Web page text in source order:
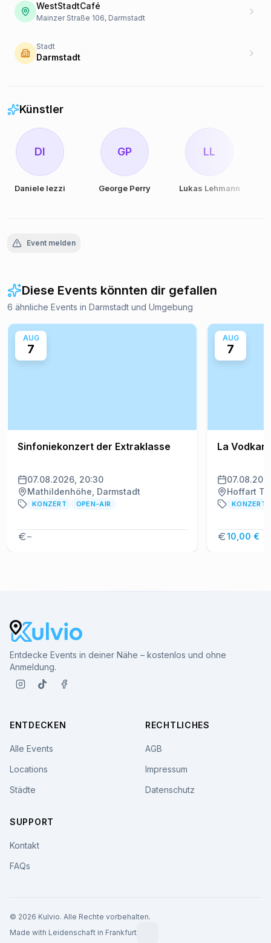
WestStadtCafé
Mainzer Straße 106, Darmstadt
Stadt
Darmstadt
Künstler
DI
Daniele Iezzi
GP
George Perry
LL
Lukas Lehmann
Event melden
Diese Events könnten dir gefallen
6 ähnliche Events in Darmstadt und Umgebung
AUG
7
Sinfoniekonzert der Extraklasse
07.08.2026, 20:30
Mathildenhöhe, Darmstadt
KONZERT OPEN-AIR
–
AUG
7
La
Hoffart
KONZERT
10,00 €
Entdecke Events in deiner Nähe – kostenlos und ohne
Anmeldung.
ENTDECKEN
Alle Events
Locations
Städte
RECHTLICHES
AGB
Impressum
Datenschutz
SUPPORT
Kontakt
FAQs
© 2026 Kulvio. Alle Rechte vorbehalten.
Made with Leidenschaft in Frankfurt